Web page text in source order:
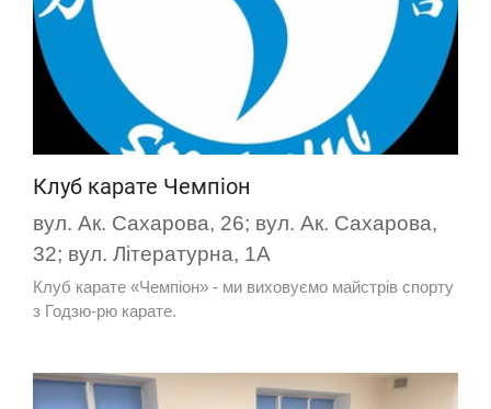
Клуб карате Чемпіон
вул. Ак. Сахарова, 26; вул. Ак. Сахарова,
32; вул. Літературна, 1А
Клуб карате «Чемпіон» - ми виховуємо майстрів спорту
з Годзю-рю карате.